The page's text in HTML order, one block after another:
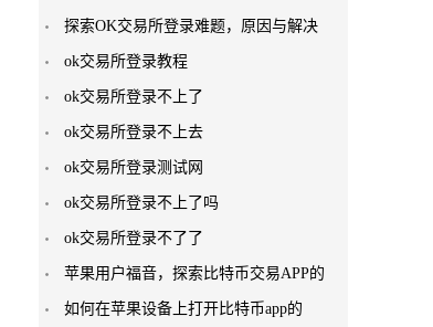
探索OK交易所登录难题，原因与解决
ok交易所登录教程
ok交易所登录不上了
ok交易所登录不上去
ok交易所登录测试网
ok交易所登录不上了吗
ok交易所登录不了了
苹果用户福音，探索比特币交易APP的
如何在苹果设备上打开比特币app的